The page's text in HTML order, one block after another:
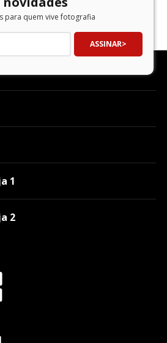
para quem vive fotografia
ASSINAR
1
2